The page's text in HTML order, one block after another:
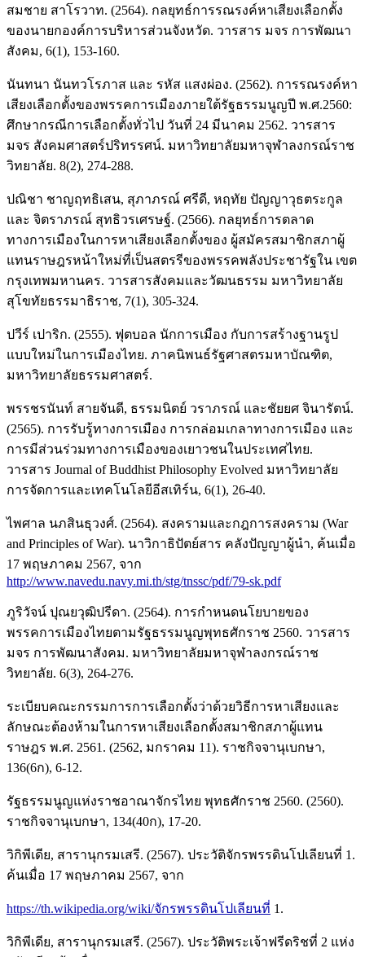
สมชาย สาโรวาท. (2564). กลยุทธ์การรณรงค์หาเสียงเลือกตั้ง
ของนายกองค์การบริหารส่วนจังหวัด. วารสาร มจร การพัฒนา
สังคม, 6(1), 153-160.
นันทนา นันทวโรภาส และ รหัส แสงผ่อง. (2562). การรณรงค์หา
เสียงเลือกตั้งของพรรคการเมืองภายใต้รัฐธรรมนูญปี พ.ศ.2560:
ศึกษากรณีการเลือกตั้งทั่วไป วันที่ 24 มีนาคม 2562. วารสาร
มจร สังคมศาสตร์ปริทรรศน์. มหาวิทยาลัยมหาจุฬาลงกรณ์ราช
วิทยาลัย. 8(2), 274-288.
ปณิชา ชาญฤทธิเสน, สุภาภรณ์ ศรีดี, หฤทัย ปัญญาวุธตระกูล
และ จิตราภรณ์ สุทธิวรเศรษฐ์. (2566). กลยุทธ์การตลาด
ทางการเมืองในการหาเสียงเลือกตั้งของ ผู้สมัครสมาชิกสภาผู้
แทนราษฎรหน้าใหม่ที่เป็นสตรรีของพรรคพลังประชารัฐใน เขต
กรุงเทพมหานคร. วารสารสังคมและวัฒนธรรม มหาวิทยาลัย
สุโขทัยธรรมาธิราช, 7(1), 305-324.
ปวีร์ เปาริก. (2555). ฟุตบอล นักการเมือง กับการสร้างฐานรูป
แบบใหม่ในการเมืองไทย. ภาคนิพนธ์รัฐศาสตรมหาบัณฑิต,
มหาวิทยาลัยธรรมศาสตร์.
พรรชรนันท์ สายจันดี, ธรรมนิตย์ วราภรณ์ และชัยยศ จินารัตน์.
(2565). การรับรู้ทางการเมือง การกล่อมเกลาทางการเมือง และ
การมีส่วนร่วมทางการเมืองของเยาวชนในประเทศไทย.
วารสาร Journal of Buddhist Philosophy Evolved มหาวิทยาลัย
การจัดการและเทคโนโลยีอีสเทิร์น, 6(1), 26-40.
ไพศาล นภสินธุวงศ์. (2564). สงครามและกฎการสงคราม (War
and Principles of War). นาวิกาธิปัตย์สาร คลังปัญญาผู้นำ, ค้นเมื่อ
17 พฤษภาคม 2567, จาก
http://www.navedu.navy.mi.th/stg/tnssc/pdf/79-sk.pdf
ภูริวัจน์ ปุณยวุฒิปรีดา. (2564). การกำหนดนโยบายของ
พรรคการเมืองไทยตามรัฐธรรมนูญพุทธศักราช 2560. วารสาร
มจร การพัฒนาสังคม. มหาวิทยาลัยมหาจุฬาลงกรณ์ราช
วิทยาลัย. 6(3), 264-276.
ระเบียบคณะกรรมการการเลือกตั้งว่าด้วยวิธีการหาเสียงและ
ลักษณะต้องห้ามในการหาเสียงเลือกตั้งสมาชิกสภาผู้แทน
ราษฎร พ.ศ. 2561. (2562, มกราคม 11). ราชกิจจานุเบกษา,
136(6ก), 6-12.
รัฐธรรมนูญแห่งราชอาณาจักรไทย พุทธศักราช 2560. (2560).
ราชกิจจานุเบกษา, 134(40ก), 17-20.
วิกิพีเดีย, สารานุกรมเสรี. (2567). ประวัติจักรพรรดินโปเลียนที่ 1.
ค้นเมื่อ 17 พฤษภาคม 2567, จาก
https://th.wikipedia.org/wiki/จักรพรรดินโปเลียนที่ 1.
วิกิพีเดีย, สารานุกรมเสรี. (2567). ประวัติพระเจ้าฟรีดริชที่ 2 แห่ง